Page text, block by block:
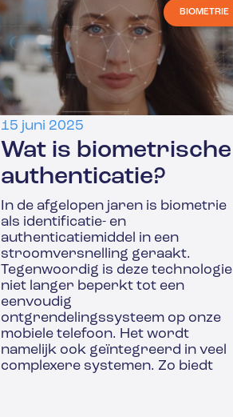
BIOMETRIE
15 juni 2025
Wat is biometrische
authenticatie?
In de afgelopen jaren is biometrie
als identificatie- en
authenticatiemiddel in een
stroomversnelling geraakt.
Tegenwoordig is deze technologie
niet langer beperkt tot een
eenvoudig
ontgrendelingssysteem op onze
mobiele telefoon. Het wordt
namelijk ook geïntegreerd in veel
complexere systemen. Zo biedt